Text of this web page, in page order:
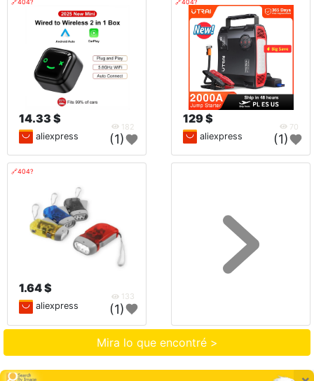
🔗404?
14.33 $
182
aliexpress (1)
🔗404?
129 $
70
aliexpress (1)
🔗404?
1.64 $
133
aliexpress (1)
Mira lo que encontré >